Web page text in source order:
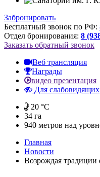
Забронировать
Бесплатный звонок по РФ:
Отдел бронирования: 8
Заказать обратный звонок
Веб трансляция
Награды
видео презентация
Для слабовидящих
20 °C
34 га
940 метров над
Главная
Новости
Возрождая традиции